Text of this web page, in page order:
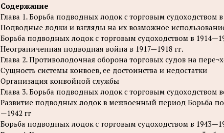
Содержание
Глава 1. Борьба подводных лодок с торговым судоходством
Подводные лодки и взгляды на их возможное
Борьба подводных лодок с торговым судоходством в
Неограниченная подводная война в 1917—1918 гг.
Глава 2. Противолодочная оборона торговых судов на
Сущность системы конвоев, ее достоинства и недостатки
Организация конвойной службы
Глава 3. Борьба подводных лодок с торговым судоходством
Развитие подводных лодок в межвоенный период Борьба
—1942 гг
Борьба подводных лодок с торговым судоходством в